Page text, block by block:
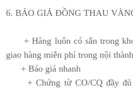
6. BÁO GIÁ ĐỒNG THAU
+ Hàng luôn có sẵn trong
giao hàng miễn phí trong nội
+ Báo giá nhanh
+ Chứng từ CO/CQ đầy đủ